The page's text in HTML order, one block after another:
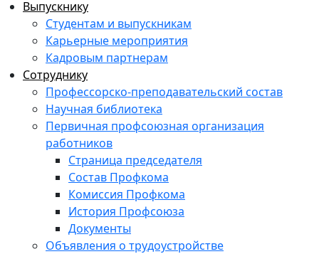
Выпускнику
Студентам и выпускникам
Карьерные мероприятия
Кадровым партнерам
Сотруднику
Профессорско-преподавательский состав
Научная библиотека
Первичная профсоюзная организация
работников
Страница председателя
Состав Профкома
Комиссия Профкома
История Профсоюза
Документы
Объявления о трудоустройстве